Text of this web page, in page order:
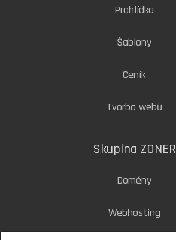
Prohlídka
Šablony
Ceník
Tvorba webů
Skupina ZONER
Domény
Webhosting